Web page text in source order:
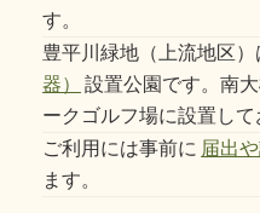
す。
豊平川緑地（上流地区）
器）
設置公園です。南
ークゴルフ場に設置して
ご利用には事前に 届出
ます。